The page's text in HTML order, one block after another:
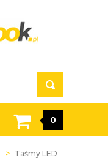
0
Taśmy LED